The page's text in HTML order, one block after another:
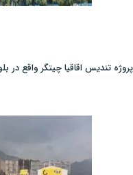
پروژه تندیس اقاقیا چیتگر واقع در